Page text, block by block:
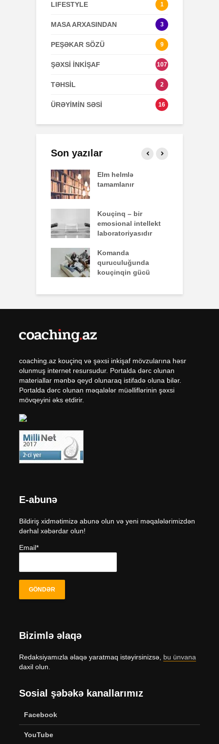
LIFESTYLE 1
MASA ARXASINDAN 3
PEŞƏKAR SÖZÜ 9
ŞƏXSİ İNKİŞAF 107
TƏHSİL 2
ÜRƏYİMİN SƏSİ 16
Son yazılar
Elm helmlə
tamamlanır
Kouçinq – bir
emosional intellekt
laboratoriyasıdır
Komanda
quruculuğunda
kouçinqin gücü
coaching.az kouçinq və şəxsi inkişaf mövzularına həsr
olunmuş internet resursudur. Portalda dərc olunan
materiallar mənbə qeyd olunaraq istifadə oluna bilər.
Portalda dərc olunan məqalələr müəlliflərinin şəxsi
mövqeyini əks etdirir.
E-abunə
Bildiriş xidmətimizə abunə olun və yeni məqalələrimizdən
dərhal xəbərdar olun!
Email*
Bizimlə əlaqə
Redaksiyamızla əlaqə yaratmaq istəyirsinizsə, bu ünvana
daxil olun.
Sosial şəbəkə kanallarımız
Facebook
YouTube